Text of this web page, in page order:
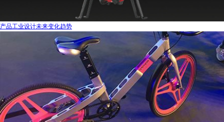
产品工业设计未来变化趋势